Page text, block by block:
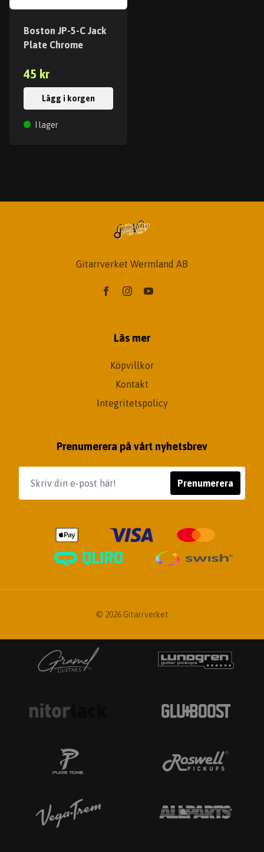
Boston JP-5-C Jack
Plate Chrome
45 kr
Lägg i korgen
I lager
Gitarrverket Wermland AB
Läs mer
Köpvillkor
Kontakt
Integritetspolicy
Prenumerera på vårt nyhetsbrev
Prenumerera
© 2026 Gitarrverket